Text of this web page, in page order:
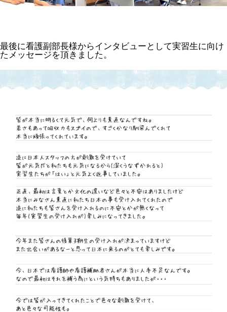
最後に看護副部長様からインタビューとして実習生に向け
たメッセージを頂きました。